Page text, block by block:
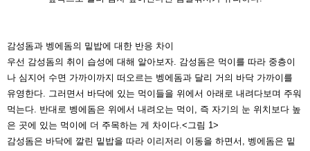
감성돔과 벵에돔의 밑밥에 대한 반응 차이
우선 감성돔의 취이 습성에 대해 알아보자. 감성돔은 먹이를 따라 중층이
나 심지 어 수면 가까이까지 떠오르는 벵에돔과 달리 거의 바닥 가까이를
유영한다. 그러 면서 바닥에 있는 먹이들을 위에서 아래로 내려다보며 주워
먹는다. 반대로 벵에 돔은 위에서 내려오는 먹이, 즉 자기의 눈 위치보다 높
은 곳에 있는 먹이에 더 주목하는 게 차이다.<그림 1>
감성돔은 바닥에 깔린 밑밥을 따라 이리저리 이동을 하면서, 벵에돔은 밑